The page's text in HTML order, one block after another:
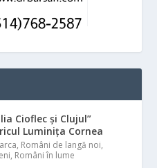
Cioflec și Clujul”
Luminița Cornea
, Români de langă noi,
, Români în lume